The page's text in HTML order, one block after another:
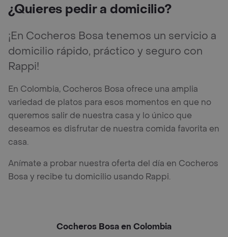
¿Quieres pedir a domicilio?
¡En Cocheros Bosa tenemos un servicio a
domicilio rápido, práctico y seguro con
Rappi!
En Colombia, Cocheros Bosa ofrece una amplia
variedad de platos para esos momentos en que no
queremos salir de nuestra casa y lo único que
deseamos es disfrutar de nuestra comida favorita en
casa.
Anímate a probar nuestra oferta del día en Cocheros
Bosa y recibe tu domicilio usando Rappi.
Cocheros Bosa en Colombia